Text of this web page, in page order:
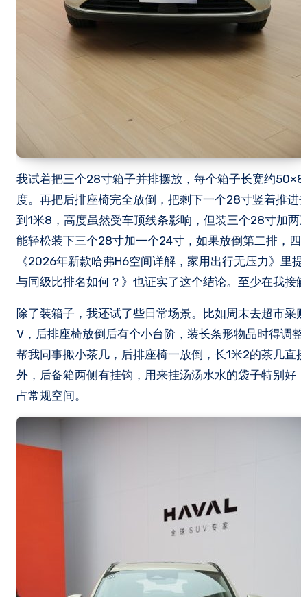
我试着把三个28寸箱子并排摆放，每个箱子长宽约
度。再把后排座椅完全放倒，把剩下一个28寸竖着推
到1米8，高度虽然受车顶线条影响，但装三个28寸加
能轻松装下三个28寸加一个24寸，如果放倒第二排，
《2026年新款哈弗H6空间详解，家用出行无压力》
与同级比排名如何？》也证实了这个结论。至少在我
除了装箱子，我还试了些日常场景。比如周末去超市
V，后排座椅放倒后有个小台阶，装长条形物品时得调
帮我同事搬小茶几，后排座椅一放倒，长1米2的茶几
外，后备箱两侧有挂钩，用来挂汤汤水水的袋子特别
占常规空间。